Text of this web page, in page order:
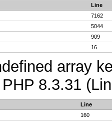
Line
7162
5044
909
16
array
8.3.31
Line
160